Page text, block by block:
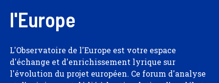
l'Europe
L'Observatoire de l'Europe est votre espace
d'échange et d'enrichissement lyrique sur
l'évolution du projet européen. Ce forum d'analyse